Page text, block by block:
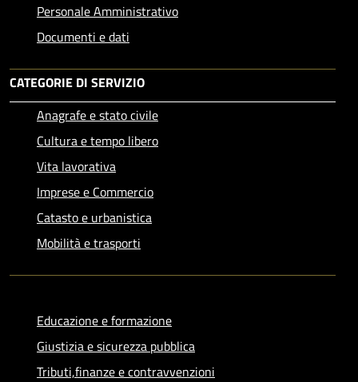
Personale Amministrativo
Documenti e dati
CATEGORIE DI SERVIZIO
Anagrafe e stato civile
Cultura e tempo libero
Vita lavorativa
Imprese e Commercio
Catasto e urbanistica
Mobilità e trasporti
Educazione e formazione
Giustizia e sicurezza pubblica
Tributi,finanze e contravvenzioni